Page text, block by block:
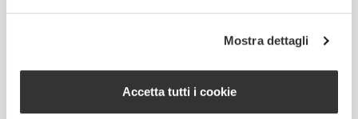
Mostra dettagli
Accetta tutti i cookie